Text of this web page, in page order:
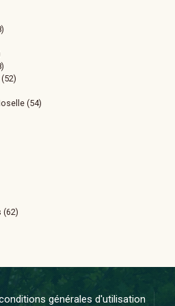
(54)
(62)
générales d'utilisation